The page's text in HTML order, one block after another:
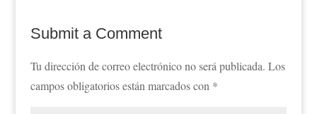
Submit a Comment
Tu dirección de correo electrónico no será publicada. Los
campos obligatorios están marcados con *